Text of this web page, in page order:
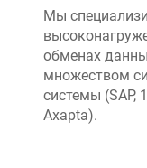
Мы
обменах
множеством
системы (SAP,
Axapta).